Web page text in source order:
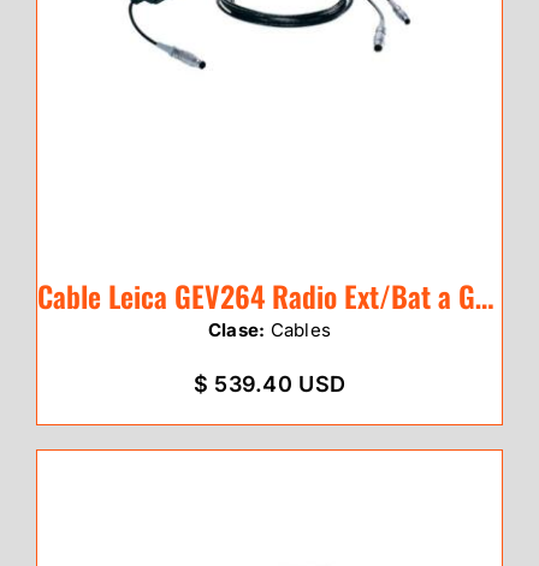
Cable Leica GEV264 Radio Ext/Bat a GNSS
Clase: Cables
$ 539.40 USD